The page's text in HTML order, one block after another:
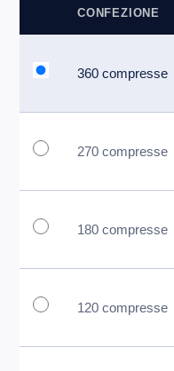
CONFEZIONE
360 compresse
270 compresse
180 compresse
120 compresse